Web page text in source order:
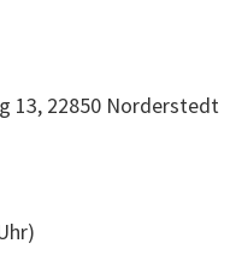
13, 22850 Norderstedt